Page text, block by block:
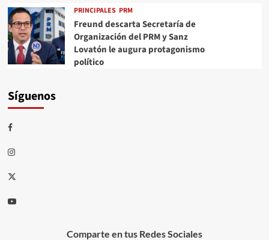
PRINCIPALES PRM
Freund descarta Secretaría de
Organización del PRM y Sanz
Lovatón le augura protagonismo
político
Síguenos
Comparte en tus Redes Sociales